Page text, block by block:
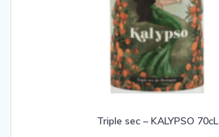
Triple sec – KALYPSO 70cL